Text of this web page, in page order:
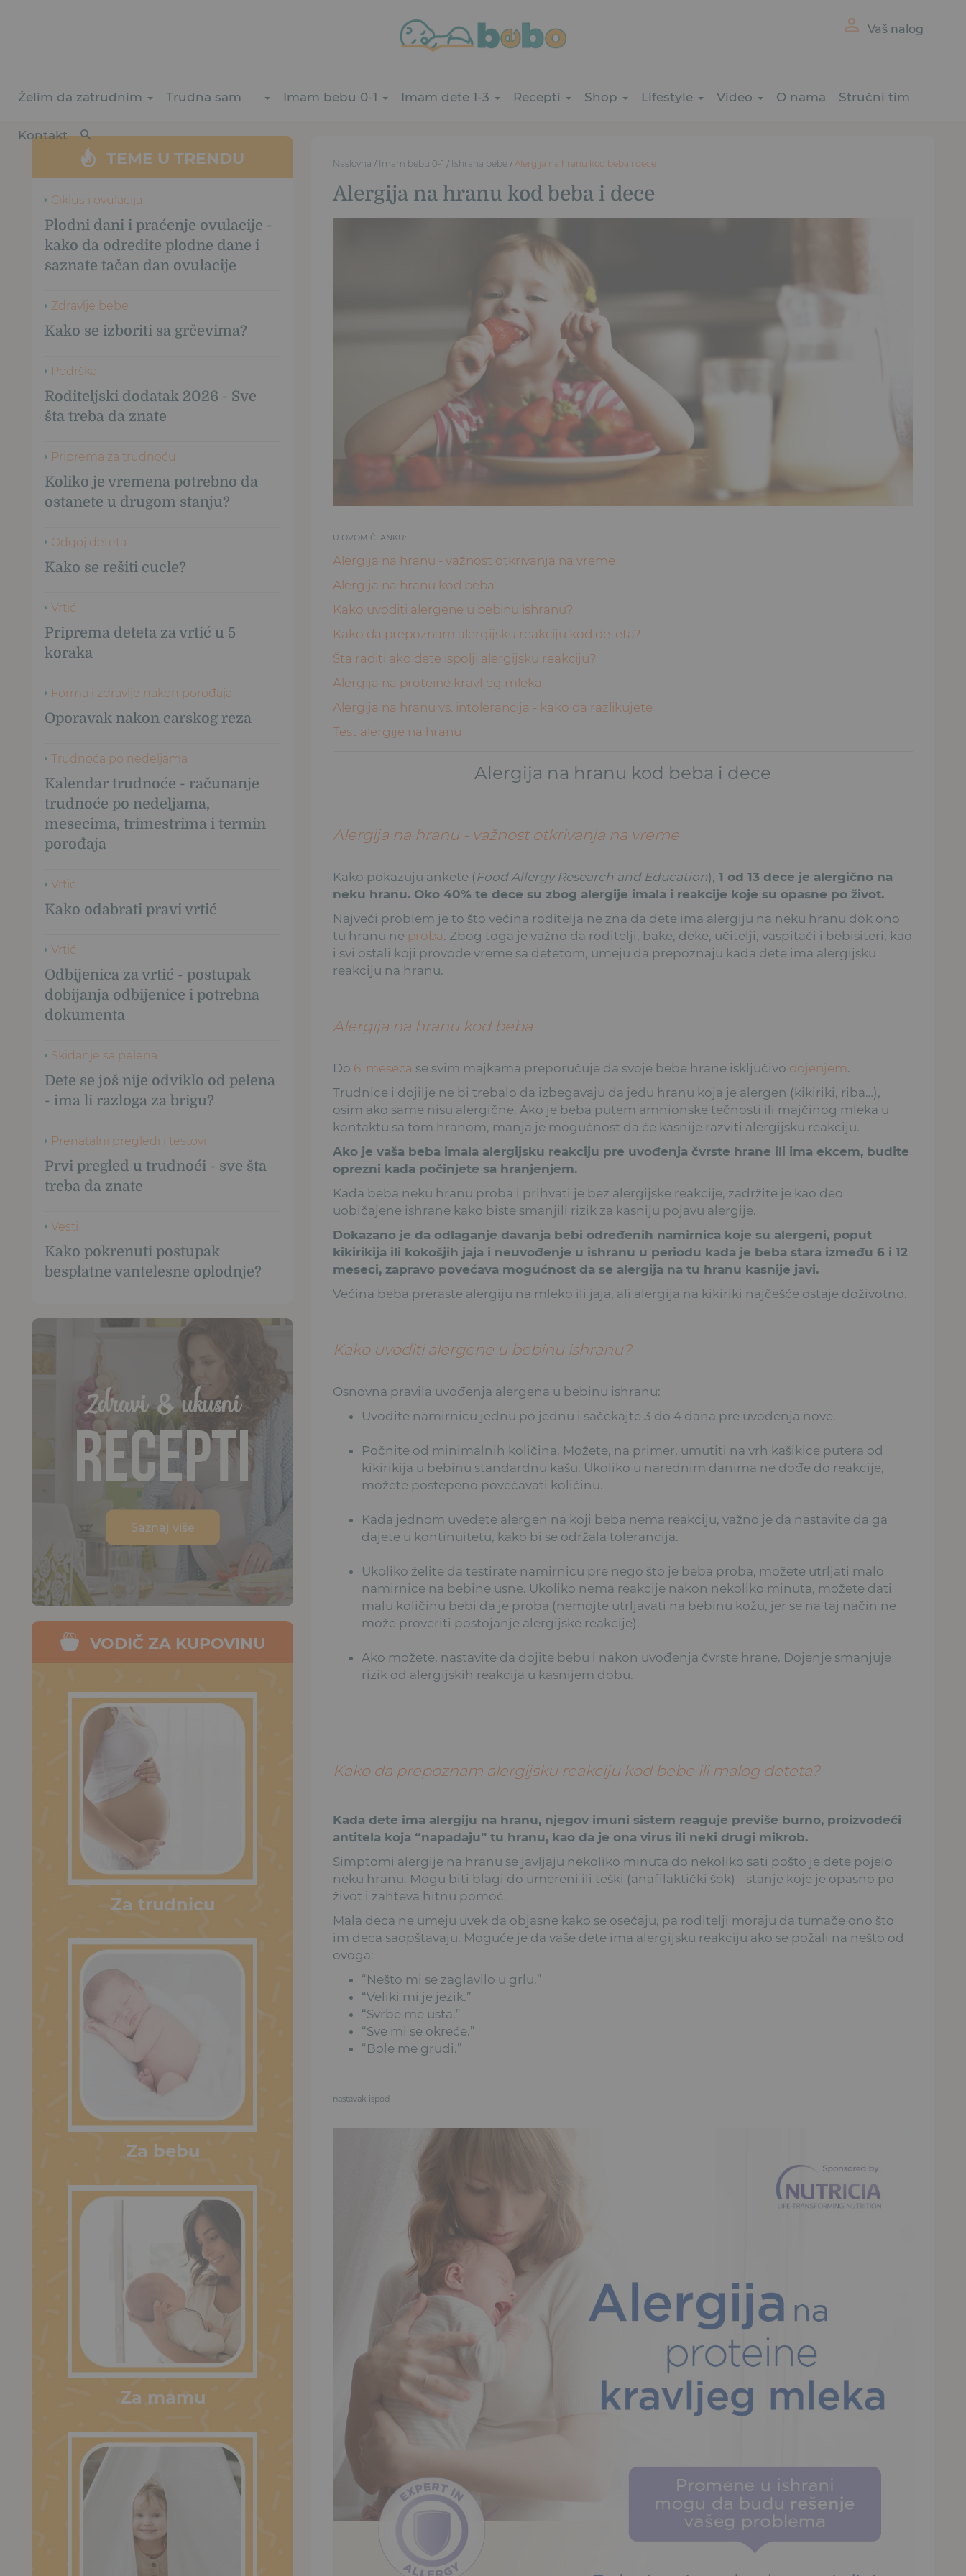
Vaš nalog
Želim da zatrudnim Trudna sam Imam bebu 0-1 Imam dete 1-3 Recepti Shop Lifestyle Video O nama Stručni tim
Kontakt
TEME U TRENDU
Ciklus i ovulacija
Plodni dani i praćenje ovulacije -
kako da odredite plodne dane i
saznate tačan dan ovulacije
Zdravlje bebe
Kako se izboriti sa grčevima?
Podrška
Roditeljski dodatak 2026 - Sve
šta treba da znate
Priprema za trudnoću
Koliko je vremena potrebno da
ostanete u drugom stanju?
Odgoj deteta
Kako se rešiti cucle?
Vrtić
Priprema deteta za vrtić u 5
koraka
Forma i zdravlje nakon porođaja
Oporavak nakon carskog reza
Trudnoća po nedeljama
Kalendar trudnoće - računanje
trudnoće po nedeljama,
mesecima, trimestrima i termin
porođaja
Vrtić
Kako odabrati pravi vrtić
Vrtić
Odbijenica za vrtić - postupak
dobijanja odbijenice i potrebna
dokumenta
Skidanje sa pelena
Dete se još nije odviklo od pelena
- ima li razloga za brigu?
Prenatalni pregledi i testovi
Prvi pregled u trudnoći - sve šta
treba da znate
Vesti
Kako pokrenuti postupak
besplatne vantelesne oplodnje?
Zdravi & ukusni
Recepti
Saznaj više
VODIČ ZA KUPOVINU
Za trudnicu
Za bebu
Za mamu
Naslovna / Imam bebu 0-1 / Ishrana bebe /Alergija na hranu kod beba i dece
Alergija na hranu kod beba i dece
U OVOM ČLANKU:
Alergija na hranu - važnost otkrivanja na vreme
Alergija na hranu kod beba
Kako uvoditi alergene u bebinu ishranu?
Kako da prepoznam alergijsku reakciju kod deteta?
Šta raditi ako dete ispolji alergijsku reakciju?
Alergija na proteine kravljeg mleka
Alergija na hranu vs. intolerancija - kako da razlikujete
Test alergije na hranu
Alergija na hranu kod beba i dece
Alergija na hranu - važnost otkrivanja na vreme
Kako pokazuju ankete (Food Allergy Research and Education), 1 od 13 dece je alergično na
neku hranu. Oko 40% te dece su zbog alergije imala i reakcije koje su opasne po život.
Najveći problem je to što većina roditelja ne zna da dete ima alergiju na neku hranu dok ono
tu hranu ne proba. Zbog toga je važno da roditelji, bake, deke, učitelji, vaspitači i bebisiteri, kao
i svi ostali koji provode vreme sa detetom, umeju da prepoznaju kada dete ima alergijsku
reakciju na hranu.
Alergija na hranu kod beba
Do 6. meseca se svim majkama preporučuje da svoje bebe hrane isključivo dojenjem.
Trudnice i dojilje ne bi trebalo da izbegavaju da jedu hranu koja je alergen (kikiriki, riba…),
osim ako same nisu alergične. Ako je beba putem amnionske tečnosti ili majčinog mleka u
kontaktu sa tom hranom, manja je mogućnost da će kasnije razviti alergijsku reakciju.
Ako je vaša beba imala alergijsku reakciju pre uvođenja čvrste hrane ili ima ekcem, budite
oprezni kada počinjete sa hranjenjem.
Kada beba neku hranu proba i prihvati je bez alergijske reakcije, zadržite je kao deo
uobičajene ishrane kako biste smanjili rizik za kasniju pojavu alergije.
Dokazano je da odlaganje davanja bebi određenih namirnica koje su alergeni, poput
kikirikija ili kokošjih jaja i neuvođenje u ishranu u periodu kada je beba stara između 6 i 12
meseci, zapravo povećava mogućnost da se alergija na tu hranu kasnije javi.
Većina beba preraste alergiju na mleko ili jaja, ali alergija na kikiriki najčešće ostaje doživotno.
Kako uvoditi alergene u bebinu ishranu?
Osnovna pravila uvođenja alergena u bebinu ishranu:
Uvodite namirnicu jednu po jednu i sačekajte 3 do 4 dana pre uvođenja nove.
Počnite od minimalnih količina. Možete, na primer, umutiti na vrh kašikice putera od
kikirikija u bebinu standardnu kašu. Ukoliko u narednim danima ne dođe do reakcije,
možete postepeno povećavati količinu.
Kada jednom uvedete alergen na koji beba nema reakciju, važno je da nastavite da ga
dajete u kontinuitetu, kako bi se održala tolerancija.
Ukoliko želite da testirate namirnicu pre nego što je beba proba, možete utrljati malo
namirnice na bebine usne. Ukoliko nema reakcije nakon nekoliko minuta, možete dati
malu količinu bebi da je proba (nemojte utrljavati na bebinu kožu, jer se na taj način ne
može proveriti postojanje alergijske reakcije).
Ako možete, nastavite da dojite bebu i nakon uvođenja čvrste hrane. Dojenje smanjuje
rizik od alergijskih reakcija u kasnijem dobu.
Kako da prepoznam alergijsku reakciju kod bebe ili malog deteta?
Kada dete ima alergiju na hranu, njegov imuni sistem reaguje previše burno, proizvodeći
antitela koja “napadaju” tu hranu, kao da je ona virus ili neki drugi mikrob.
Simptomi alergije na hranu se javljaju nekoliko minuta do nekoliko sati pošto je dete pojelo
neku hranu. Mogu biti blagi do umereni ili teški (anafilaktički šok) - stanje koje je opasno po
život i zahteva hitnu pomoć.
Mala deca ne umeju uvek da objasne kako se osećaju, pa roditelji moraju da tumače ono što
im deca saopštavaju. Moguće je da vaše dete ima alergijsku reakciju ako se požali na nešto od
ovoga:
“Nešto mi se zaglavilo u grlu.”
“Veliki mi je jezik.”
“Svrbe me usta.”
“Sve mi se okreće.”
“Bole me grudi.”
nastavak ispod